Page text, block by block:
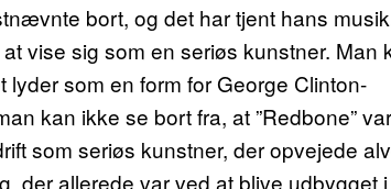
bort, og det har tjent hans
vise sig som en seriøs kunstner. Man
som en form for George Clinton-
kan ikke se bort fra, at ”Redbone”
som seriøs kunstner, der opvejede
der allerede var ved at blive udbygget i